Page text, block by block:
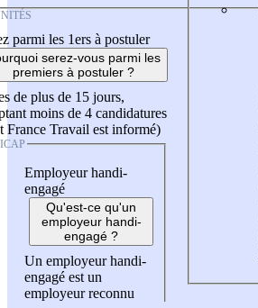
parmi les 1ers à postuler
serez-vous parmi les
premiers à postuler ?
de plus de 15 jours,
moins de 4 candidatures
France Travail est informé)
Employeur handi-
engagé
Qu'est-ce qu'un
employeur handi-
engagé ?
Un employeur handi-
engagé est un
employeur reconnu